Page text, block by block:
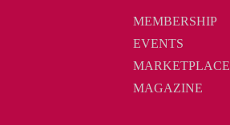
MEMBERSHIP
EVENTS
MARKETPLACE
MAGAZINE